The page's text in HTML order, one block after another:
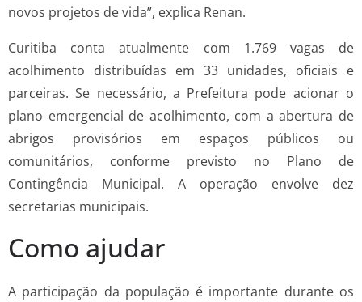
novos projetos de vida”, explica Renan.
Curitiba conta atualmente com 1.769 vagas de
acolhimento distribuídas em 33 unidades, oficiais e
parceiras. Se necessário, a Prefeitura pode acionar o
plano emergencial de acolhimento, com a abertura de
abrigos provisórios em espaços públicos ou
comunitários, conforme previsto no Plano de
Contingência Municipal. A operação envolve dez
secretarias municipais.
Como ajudar
A participação da população é importante durante os